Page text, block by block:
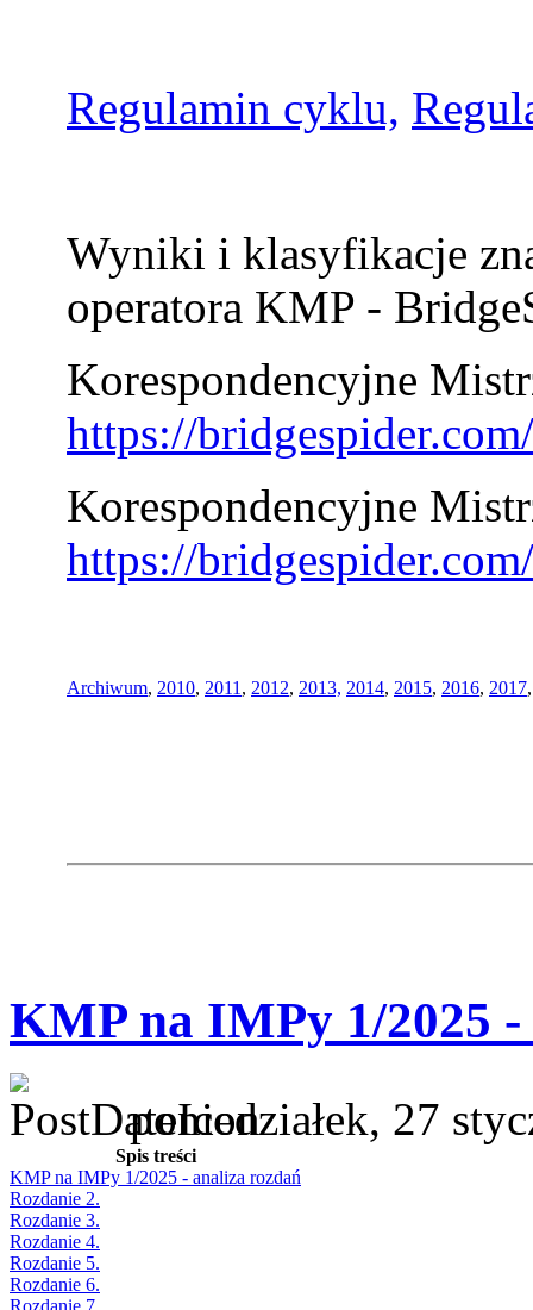
Regulamin cyklu,
Wyniki i klasyfikacje
operatora KMP -
Korespondencyjne
https://
Korespondencyjne
https://
Archiwum, 2010, 2011 , 2012, 2013, 2014, 2015, 2016, 2017
KMP na IMPy 1/2025
poniedziałek, 27
Spis treści
KMP na IMPy 1/2025 - analiza rozdań
Rozdanie 2.
Rozdanie 3.
Rozdanie 4.
Rozdanie 5.
Rozdanie 6.
Rozdanie 7.